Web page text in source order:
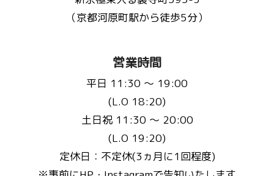
（京都河原町駅から徒歩5分）
営業時間
平日 11:30 〜 19:00
(L.O 18:20)
土日祝 11:30 〜 20:00
(L.O 19:20)
定休日：不定休(3ヵ月に1回程度)